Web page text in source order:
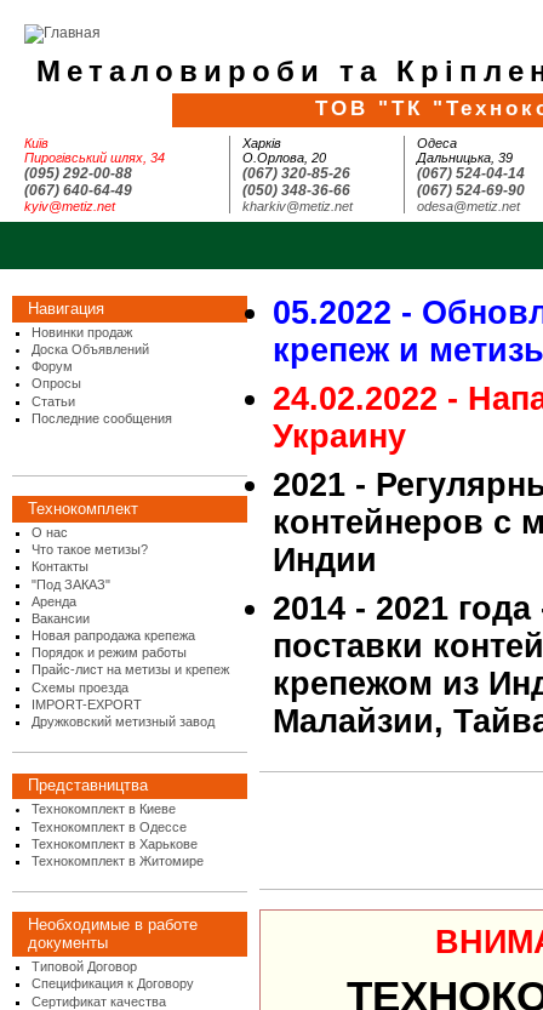
Металовироби та
ТОВ "ТК
Київ
Пирогівський шлях, 34
(095) 292-00-88
(067) 640-64-49
kyiv@metiz.net
Харків
О.Орлова, 20
(067) 320-85-26
(050) 348-36-66
kharkiv@metiz.net
Одеса
Дальницька, 39
(067) 524-04-14
(067) 524-69-90
odesa@metiz.net
Навигация
Новинки продаж
Доска Объявлений
Форум
Опросы
Статьи
Последние сообщения
Технокомплект
О нас
Что такое метизы?
Контакты
"Под ЗАКАЗ"
Аренда
Вакансии
Новая рапродажа крепежа
Порядок и режим работы
Прайс-лист на метизы и крепеж
Схемы проезда
IMPORT-EXPORT
Дружковский метизный завод
Представництва
Технокомплект в Киеве
Технокомплект в Одессе
Технокомплект в Харькове
Технокомплект в Житомире
Необходимые в работе
документы
Типовой Договор
Спецификация к Договору
Сертификат качества
05.2022 -
крепеж и
24.02.2022 -
Украину
2021 -
контейнеров с
Индии
2014 - 2021
поставки
крепежом из
Малайзии,